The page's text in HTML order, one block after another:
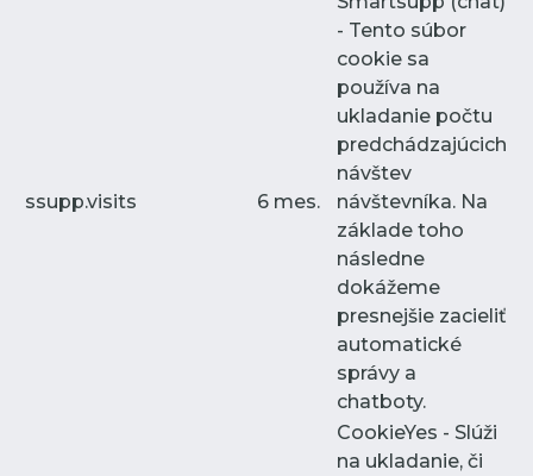
ssupp.visits 6 mes.
- Tento súbor
cookie sa
používa na
ukladanie počtu
predchádzajúcich
návštev
návštevníka. Na
základe toho
následne
dokážeme
presnejšie zacieliť
automatické
správy a
chatboty.
CookieYes - Slúži
na ukladanie, či